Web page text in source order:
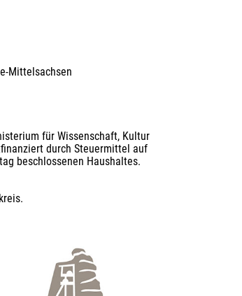
Mittelsachsen
für Wissenschaft, Kultur
durch Steuermittel auf
beschlossenen Haushaltes.